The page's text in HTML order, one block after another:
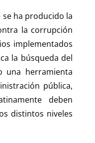
ha producido la
la corrupción
implementados
la búsqueda del
una herramienta
pública,
deben
distintos niveles